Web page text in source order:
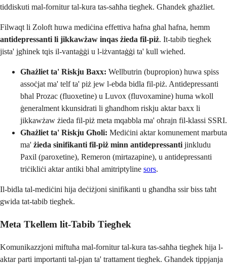
tiddiskuti mal-fornitur tal-kura tas-saħħa tiegħek. Għandek għażliet.
Filwaqt li Zoloft huwa mediċina effettiva ħafna għal ħafna, hemm
antidepressanti li jikkawżaw inqas żieda fil-piż. It-tabib tiegħek
jista' jgħinek tqis il-vantaġġi u l-iżvantaġġi ta' kull wieħed.
Għażliet ta' Riskju Baxx: Wellbutrin (bupropion) huwa spiss
assoċjat ma' telf ta' piż jew l-ebda bidla fil-piż. Antidepressanti
bħal Prozac (fluoxetine) u Luvox (fluvoxamine) huma wkoll
ġeneralment kkunsidrati li għandhom riskju aktar baxx li
jikkawżaw żieda fil-piż meta mqabbla ma' oħrajn fil-klassi SSRI.
Għażliet ta' Riskju Għoli: Mediċini aktar komunement marbuta
ma' żieda sinifikanti fil-piż minn antidepressanti jinkludu
Paxil (paroxetine), Remeron (mirtazapine), u antidepressanti
triċikliċi aktar antiki bħal amitriptyline sors.
Il-bidla tal-mediċini hija deċiżjoni sinifikanti u għandha ssir biss taħt
gwida tat-tabib tiegħek.
Meta Tkellem lit-Tabib Tiegħek
Komunikazzjoni miftuħa mal-fornitur tal-kura tas-saħħa tiegħek hija l-
aktar parti importanti tal-pjan ta' trattament tiegħek. Għandek tippjanja